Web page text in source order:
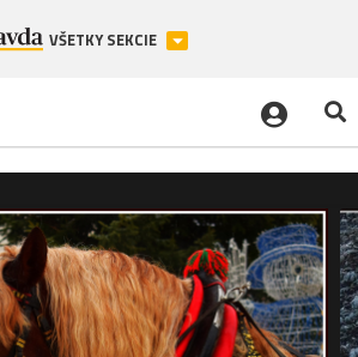
VŠETKY SEKCIE